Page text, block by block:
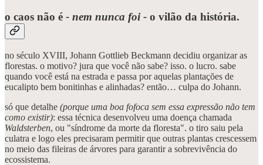
o caos não é - nem nunca foi - o vilão da história.
no século XVIII, Johann Gottlieb Beckmann decidiu organizar as
florestas. o motivo? jura que você não sabe? isso. o lucro. sabe
quando você está na estrada e passa por aquelas plantações de
eucalipto bem bonitinhas e alinhadas? então… culpa do Johann.
só que detalhe (porque uma boa fofoca sem essa expressão não tem
como existir): essa técnica desenvolveu uma doença chamada
Waldsterben, ou "síndrome da morte da floresta". o tiro saiu pela
culatra e logo eles precisaram permitir que outras plantas crescessem
no meio das fileiras de árvores para garantir a sobrevivência do
ecossistema.